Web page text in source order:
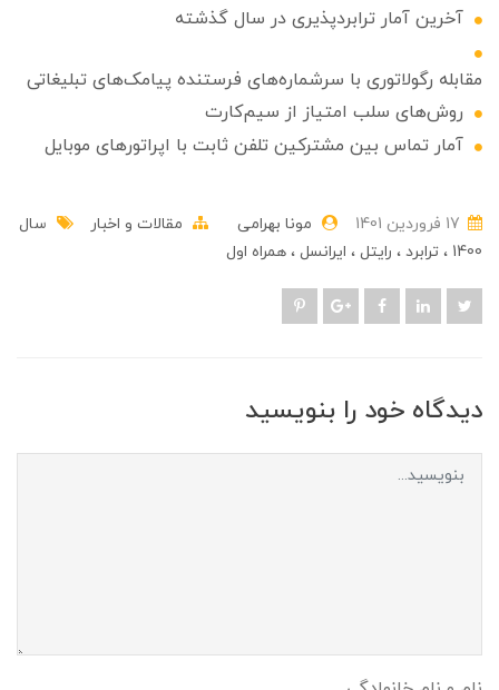
آخرین آمار ترابردپذیری در سال گذشته
مقابله رگولاتوری با سرشماره‌های فرستنده پیامک‌های تبلیغاتی
روش‌های سلب امتیاز از سیم‌کارت
آمار تماس بین مشترکین تلفن ثابت با اپراتورهای موبایل
مونا بهرامی مقالات و اخبار
سال
1400
ترابرد رایتل ایرانسل همراه اول
دیدگاه خود را بنویسید